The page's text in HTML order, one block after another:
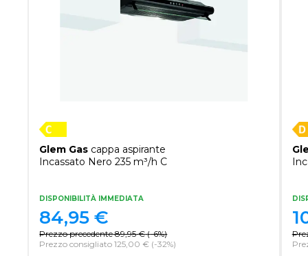
Glem Gas cappa aspirante
Incassato Nero 235 m³/h C
DISPONIBILITÀ IMMEDIATA
Prezzo precedente 89,95 € (-6%)
Prezzo consigliato 125,00 € (-32%)
84,95 €